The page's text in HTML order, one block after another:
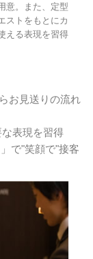
意。また、定型
ストをもとにカ
える表現を習得
お見送りの流れ
表現を習得
で"笑顔で"接客